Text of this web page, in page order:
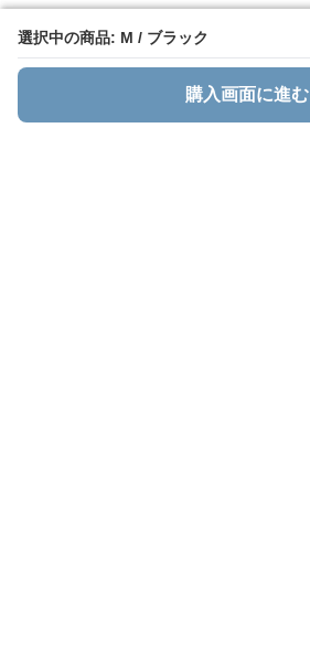
選択中の商品: M / ブラック
購入画面に進む
選択中の商品: M / ブラック
購入画面に進む